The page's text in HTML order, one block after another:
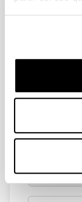
Tebis
Widia